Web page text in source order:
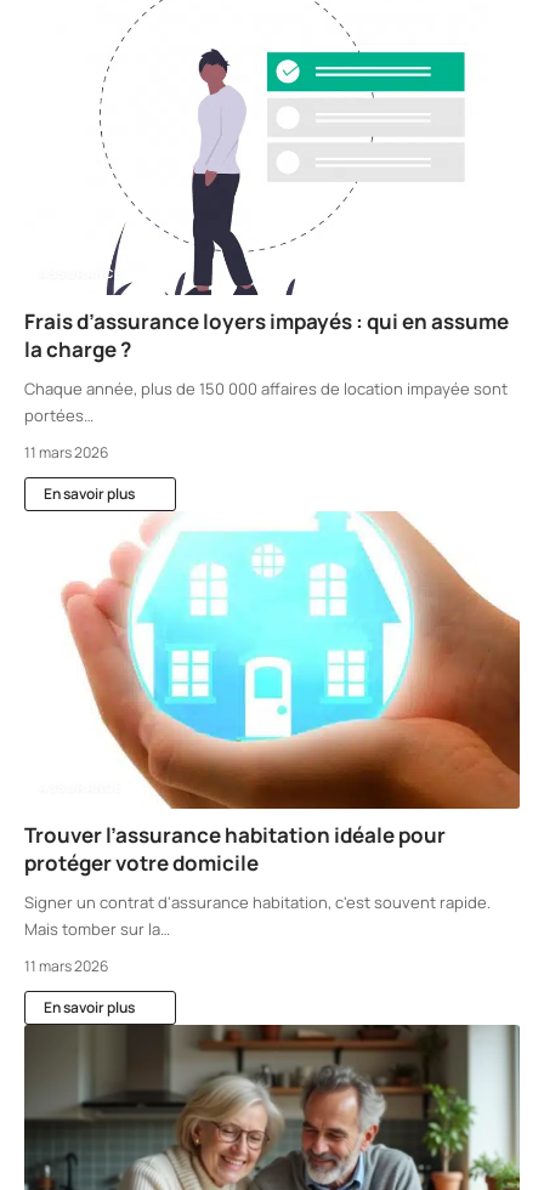
ASSURANCE
Frais d’assurance loyers impayés : qui en assume
la charge ?
Chaque année, plus de 150 000 affaires de location impayée sont
portées…
11 mars 2026
En savoir plus
Trouver l’assurance habitation idéale pour
protéger votre domicile
Signer un contrat d'assurance habitation, c'est souvent rapide.
Mais tomber sur la…
11 mars 2026
En savoir plus